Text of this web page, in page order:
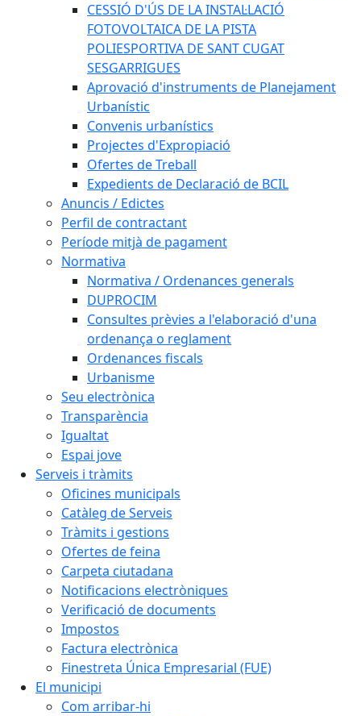
CESSIÓ D'ÚS DE LA INSTAL·LACIÓ
FOTOVOLTAICA DE LA PISTA
POLIESPORTIVA DE SANT CUGAT
SESGARRIGUES
Aprovació d'instruments de Planejament
Urbanístic
Convenis urbanístics
Projectes d'Expropiació
Ofertes de Treball
Expedients de Declaració de BCIL
Anuncis / Edictes
Perfil de contractant
Període mitjà de pagament
Normativa
Normativa / Ordenances generals
DUPROCIM
Consultes prèvies a l'elaboració d'una
ordenança o reglament
Ordenances fiscals
Urbanisme
Seu electrònica
Transparència
Igualtat
Espai jove
Serveis i tràmits
Oficines municipals
Catàleg de Serveis
Tràmits i gestions
Ofertes de feina
Carpeta ciutadana
Notificacions electròniques
Verificació de documents
Impostos
Factura electrònica
Finestreta Única Empresarial (FUE)
El municipi
Com arribar-hi